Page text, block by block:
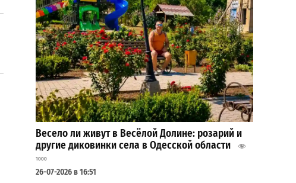
Весело ли живут в Весёлой Долине: розарий и
другие диковинки села в Одесской области
1000
26-07-2026 в 16:51